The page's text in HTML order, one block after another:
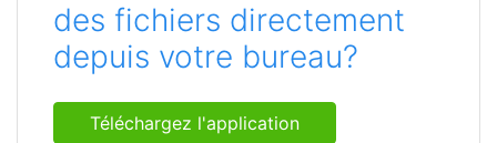
des fichiers directement
depuis votre bureau?
Téléchargez l'application